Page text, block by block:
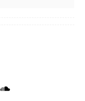
soundcloud